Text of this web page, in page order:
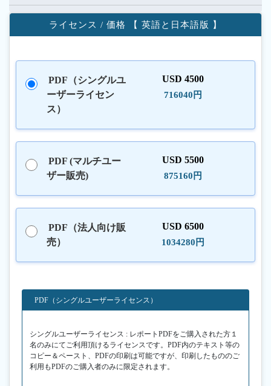
ライセンス / 価格 【 英語と日本語版 】
PDF（シングルユ
ーザーライセン
ス）
USD 4500
716040円
PDF (マルチユー
ザー販売)
USD 5500
875160円
PDF（法人向け販
売）
USD 6500
1034280円
PDF（シングルユーザーライセンス）
シングルユーザーライセンス : レポートPDFをご購入された方１
名のみにてご利用頂けるライセンスです。PDF内のテキスト等の
コピー＆ペースト、PDFの印刷は可能ですが、印刷したもののご
利用もPDFのご購入者のみに限定されます。